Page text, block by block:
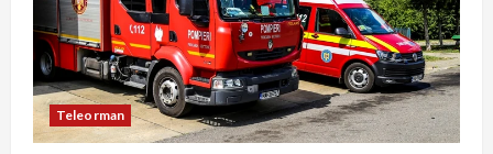
Teleorman